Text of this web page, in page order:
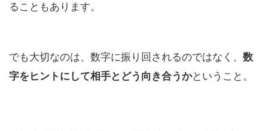
ることもあります。
でも大切なのは、数字に振り回されるのではなく、 数
字をヒントにして相手とどう向き合うかということ。